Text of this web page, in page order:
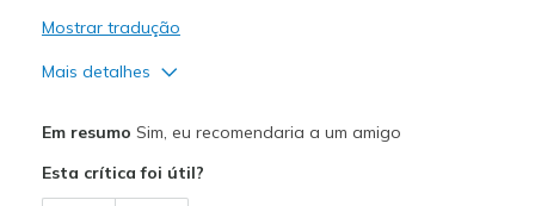
Mostrar tradução
Mais detalhes
Good Cushioning
Em resumo Sim, eu recomendaria a um amigo
Esta crítica foi útil?